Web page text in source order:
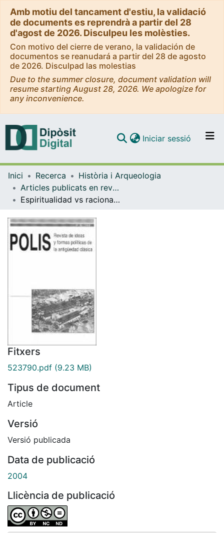
Amb motiu del tancament d'estiu, la validació
de documents es reprendrà a partir del 28
d'agost de 2026. Disculpeu les molèsties.
Con motivo del cierre de verano, la validación de
documentos se reanudará a partir del 28 de agosto
de 2026. Disculpad las molestias
Due to the summer closure, document validation will
resume starting August 28, 2026. We apologize for
any inconvenience.
Navega per tot el DD
Iniciar sessió (current)
Inici Recerca
Història i Arqueologia
Articles publicats en revistes (Història i Arqueologia)
Espiritualidad vs racionalidad económica. Los dependientes eclesiásticos y el perjuicio económico a la iglesia de Dumio en el testamento de Ricimiro(656)
Fitxers
523790.pdf (9.23 MB)
Tipus de document
Article
Versió
Versió publicada
Data de publicació
2004
Llicència de publicació